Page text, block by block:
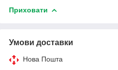
Приховати
Умови доставки
Нова Пошта